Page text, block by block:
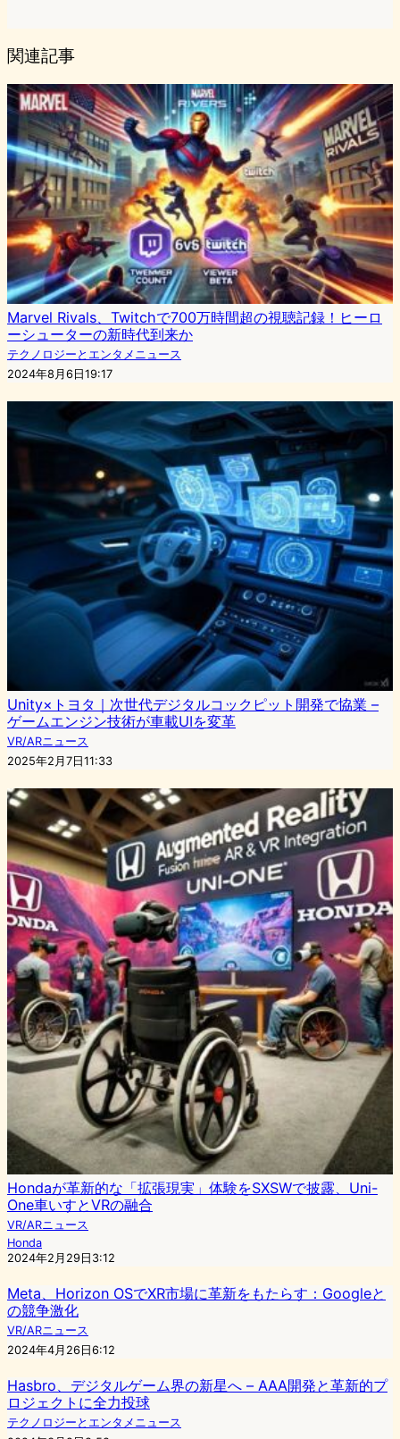
関連記事
Marvel Rivals、Twitchで700万時間超の視聴記録！ヒーロ
ーシューターの新時代到来か
テクノロジーとエンタメニュース
2024年8月6日19:17
Unity×トヨタ｜次世代デジタルコックピット開発で協業 –
ゲームエンジン技術が車載UIを変革
VR/ARニュース
2025年2月7日11:33
Hondaが革新的な「拡張現実」体験をSXSWで披露、Uni-
One車いすとVRの融合
VR/ARニュース
Honda
2024年2月29日3:12
Meta、Horizon OSでXR市場に革新をもたらす：Googleと
の競争激化
VR/ARニュース
2024年4月26日6:12
Hasbro、デジタルゲーム界の新星へ – AAA開発と革新的プ
ロジェクトに全力投球
テクノロジーとエンタメニュース